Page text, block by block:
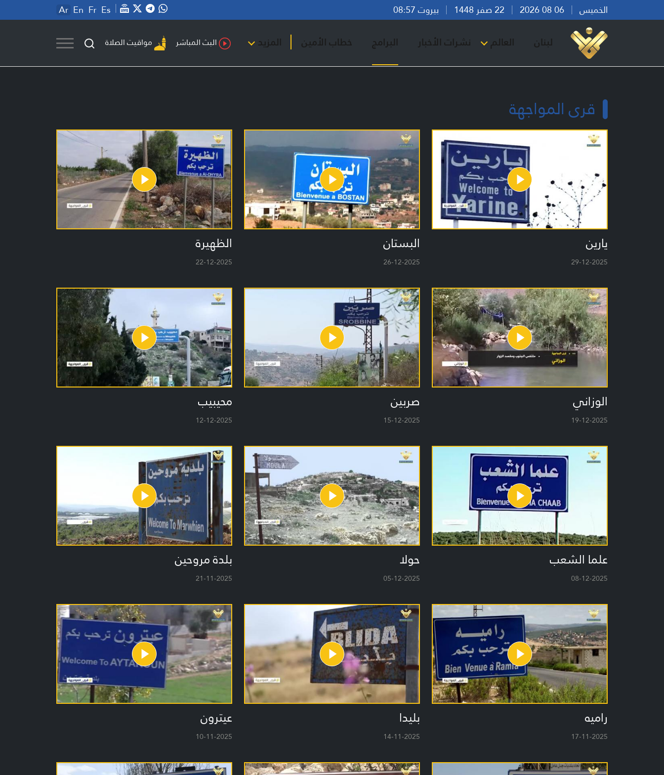
الخميس بيروت 08:57 Ar En Fr Es
لبنان العالم نشرات الأخبار البرامج خطاب الأمين المزيد البث المباشر مواقيت الصلاة
قرى المواجهة
يارين
29-12-2025
البستان
26-12-2025
الظهيرة
22-12-2025
الوزاني
19-12-2025
صربين
15-12-2025
محيبيب
12-12-2025
علما الشعب
08-12-2025
حولا
05-12-2025
بلدة مروحين
21-11-2025
راميه
17-11-2025
بليدا
14-11-2025
عيترون
10-11-2025